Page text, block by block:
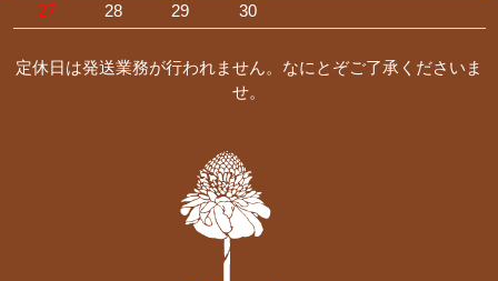
27
28 29 30
定休日は発送業務が行われません。なにとぞご了承くださいま
せ。